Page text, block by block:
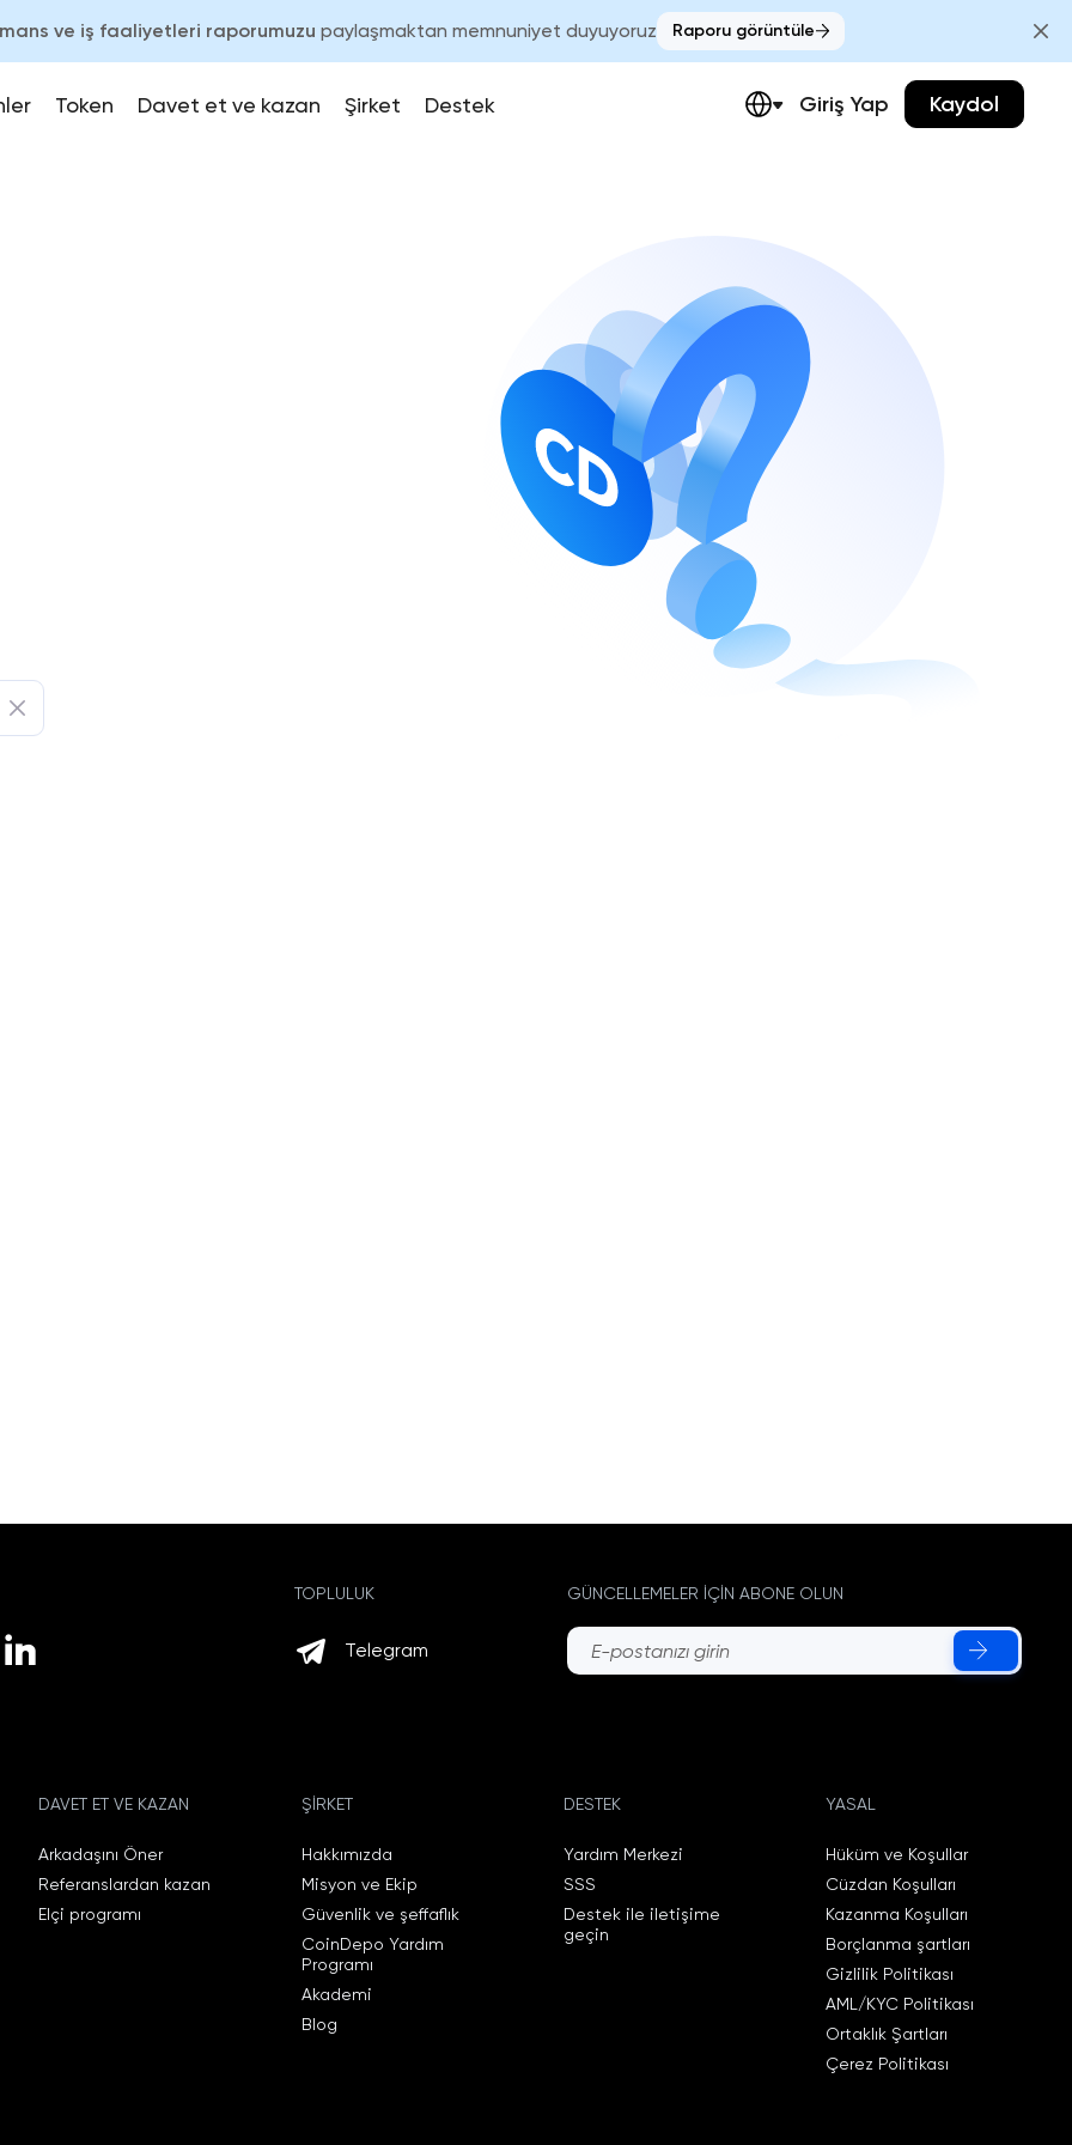
ve iş faaliyetleri raporumuzu paylaşmaktan memnuniyet duyuyoruz Raporu görüntüle
Token Davet et ve kazan Şirket Destek Giriş Yap Kaydol
TOPLULUK
Telegram
GÜNCELLEMELER IÇIN ABONE OLUN
DAVET ET VE KAZAN
Arkadaşını Öner
Referanslardan kazan
Elçi programı
ŞIRKET
Hakkımızda
Misyon ve Ekip
Güvenlik ve şeffaflık
CoinDepo Yardım
Programı
Akademi
Blog
DESTEK
Yardım Merkezi
SSS
Destek ile iletişime
geçin
YASAL
Hüküm ve Koşullar
Cüzdan Koşulları
Kazanma Koşulları
Borçlanma şartları
Gizlilik Politikası
AML/KYC Politikası
Ortaklık Şartları
Çerez Politikası